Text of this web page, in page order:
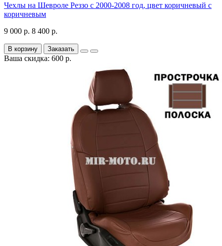
Чехлы на Шевроле Реззо с 2000-2008 год, цвет коричневый с
коричневым
9 000 р. 8 400 р.
В корзину Заказать
Ваша скидка: 600 р.